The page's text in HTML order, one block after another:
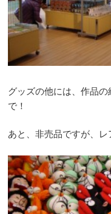
グッズの他には、作品
で！
あと、非売品ですが、レ